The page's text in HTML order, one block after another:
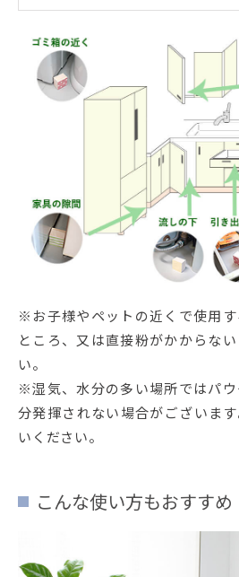
※お子様やペットの近くで使用
ところ、又は直接粉がかからな
い。
※湿気、水分の多い場所ではパ
分発揮されない場合がございま
いください。
こんな使い方もおすすめ